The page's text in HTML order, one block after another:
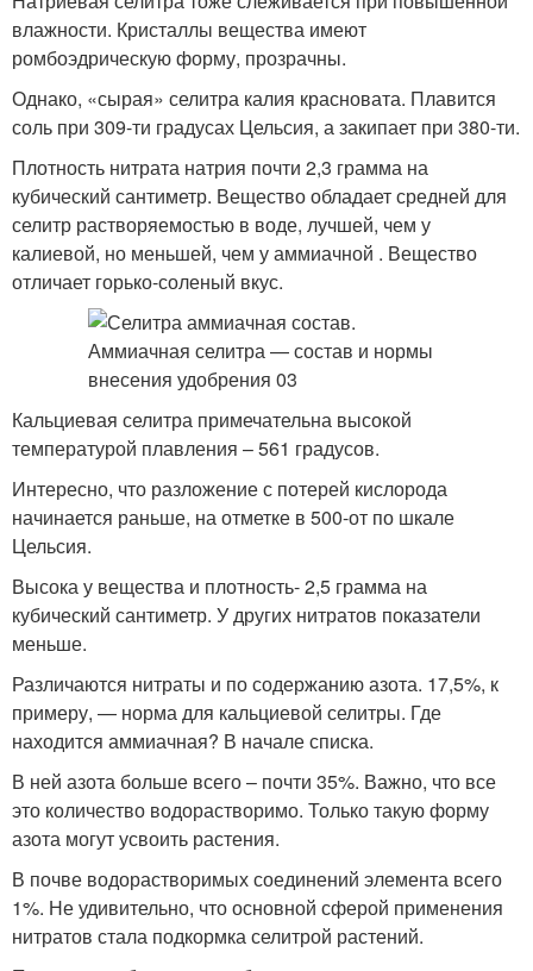
влажности. Кристаллы вещества имеют
ромбоэдрическую форму, прозрачны.
Однако, «сырая» селитра калия красновата. Плавится
соль при 309-ти градусах Цельсия, а закипает при 380-ти.
Плотность нитрата натрия почти 2,3 грамма на
кубический сантиметр. Вещество обладает средней для
селитр растворяемостью в воде, лучшей, чем у
калиевой, но меньшей, чем у аммиачной . Вещество
отличает горько-соленый вкус.
Кальциевая селитра примечательна высокой
температурой плавления – 561 градусов.
Интересно, что разложение с потерей кислорода
начинается раньше, на отметке в 500-от по шкале
Цельсия.
Высока у вещества и плотность- 2,5 грамма на
кубический сантиметр. У других нитратов показатели
меньше.
Различаются нитраты и по содержанию азота. 17,5%, к
примеру, — норма для кальциевой селитры. Где
находится аммиачная? В начале списка.
В ней азота больше всего – почти 35%. Важно, что все
это количество водорастворимо. Только такую форму
азота могут усвоить растения.
В почве водорастворимых соединений элемента всего
1%. Не удивительно, что основной сферой применения
нитратов стала подкормка селитрой растений.